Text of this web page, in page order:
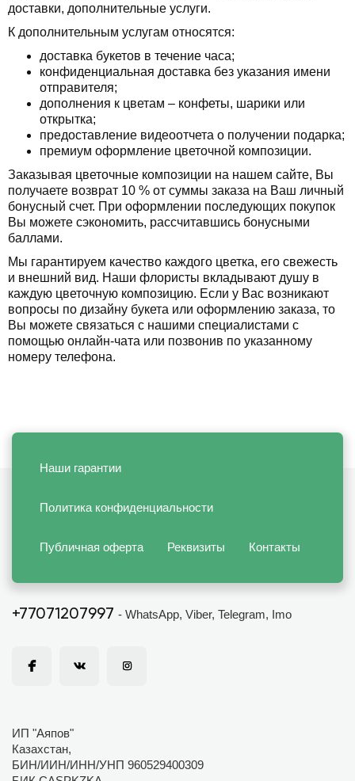
доставки, дополнительные услуги.
К дополнительным услугам относятся:
доставка букетов в течение часа;
конфиденциальная доставка без указания имени
отправителя;
дополнения к цветам – конфеты, шарики или
открытка;
предоставление видеоотчета о получении подарка;
премиум оформление цветочной композиции.
Заказывая цветочные композиции на нашем сайте, Вы
получаете возврат 10 % от суммы заказа на Ваш личный
бонусный счет. При оформлении последующих покупок
Вы можете сэкономить, рассчитавшись бонусными
баллами.
Мы гарантируем качество каждого цветка, его свежесть
и внешний вид. Наши флористы вкладывают душу в
каждую цветочную композицию. Если у Вас возникают
вопросы по дизайну букета или оформлению заказа, то
Вы можете связаться с нашими специалистами с
помощью онлайн-чата или позвонив по указанному
номеру телефона.
Наши гарантии
Политика конфиденциальности
Публичная оферта Реквизиты Контакты
+77071207997 - WhatsApp, Viber, Telegram, Imo
ИП "Аяпов"
Казахстан,
БИН/ИИН/ИНН/УНП 960529400309